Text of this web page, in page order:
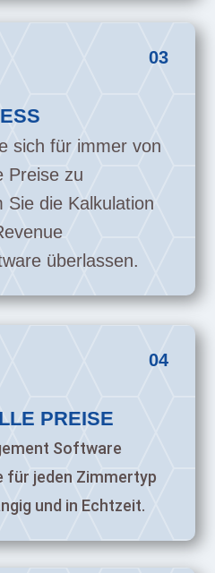
03
sich für immer von
Preise zu
Sie die Kalkulation
überlassen.
04
PREISE
Software
für jeden Zimmertyp
und in Echtzeit.